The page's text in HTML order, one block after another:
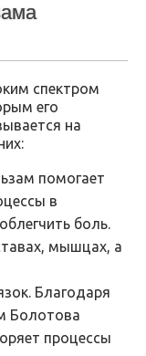
спектром
его
на
помогает
в
боль.
мышцах, а
Благодаря
Болотова
процессы